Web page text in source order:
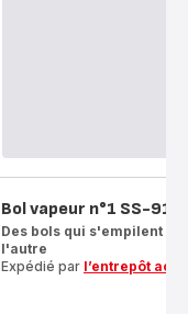
Bol vapeur n°1 SS-
Des bols qui s'empilent
l'autre
Expédié par l’entrepôt